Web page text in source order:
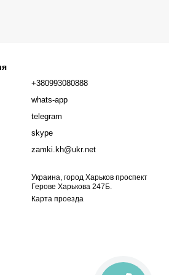
+380993080888
whats-app
telegram
skype
zamki.kh@ukr.net
Украина, город Харьков проспект
Герове Харькова 247Б.
Карта проезда